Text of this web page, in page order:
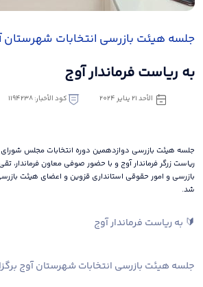
جلسه هیئت بازرسی انتخابات شهرستان
به ریاست فرماندار آوج
الأحد ٢١ يناير ٢٠٢٤ كود الأخبار: 1194238
جلسه هیئت بازرسی دوازدهمین دوره انتخابات مجلس شورای
ریاست زرگر فرماندار آوج و با حضور صوفی معاون فرماندار،
بازرسی و امور حقوقی استانداری قزوین و اعضای هیئت
شد.
🔰 به ریاست فرماندار آوج
جلسه هیئت بازرسی انتخابات شهرستان آوج